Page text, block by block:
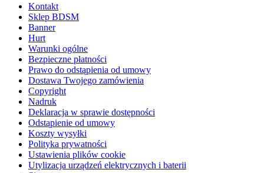
Kontakt
Sklep BDSM
Banner
Hurt
Warunki ogólne
Bezpieczne płatności
Prawo do odstąpienia od umowy
Dostawa Twojego zamówienia
Copyright
Nadruk
Deklaracja w sprawie dostępności
Odstąpienie od umowy
Koszty wysyłki
Polityka prywatności
Ustawienia plików cookie
Utylizacja urządzeń elektrycznych i baterii